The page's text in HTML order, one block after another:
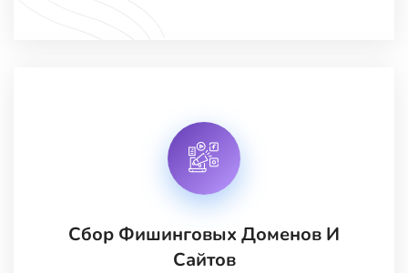
Сбор Фишинговых Доменов И
Сайтов